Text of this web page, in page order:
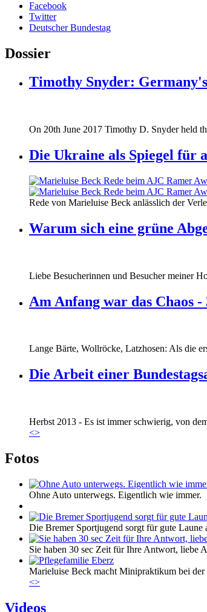
Facebook
Twitter
Deutscher Bundestag
Dossier
Timothy Snyder:
On 20th June 2017 Timothy D. Snyder held
Die Ukraine als Spiegel für
160412_ramer_award.jpg
160412_ramer_award.jpg
Rede von Marieluise Beck anlässlich der
Warum sich eine grüne
Liebe Besucherinnen und Besucher meiner
Am Anfang war das Chaos
Lange Bärte, Wollröcke, Latzhosen: Als die
Die Arbeit einer
Marie_und_Wahlkreis.jpg
Marie_und_Wahlkreis.jpg
Herbst 2013 - Es ist immer schwierig, von
<>
Fotos
Ohne Auto unterwegs. Eigentlich wie immer.
Die Bremer Sportjugend sorgt für gute Laune
Sie haben 30 sec Zeit für Ihre Antwort, liebe
Marieluise Beck macht Minipraktikum bei
<>
Videos